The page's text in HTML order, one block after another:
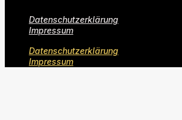
Datenschutzerklärung
Impressum
Datenschutzerklärung
Impressum